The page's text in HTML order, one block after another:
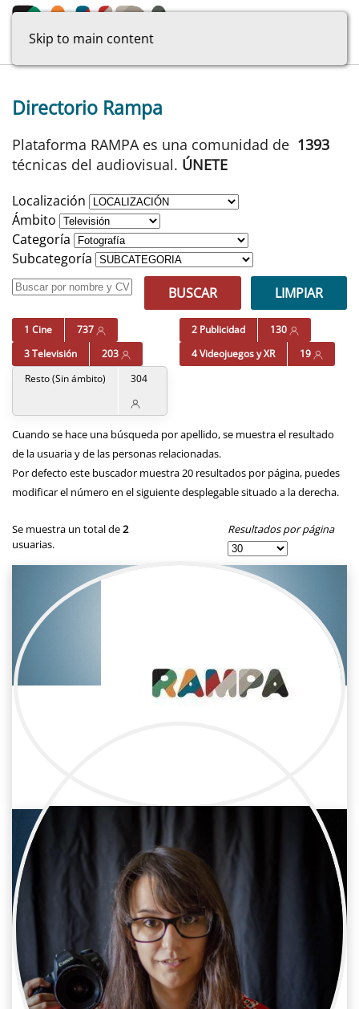
Skip to main content
Directorio Rampa
Plataforma RAMPA es una comunidad de 1393
técnicas del audiovisual. ÚNETE
Localización
Ámbito
Categoría
Subcategoría
BUSCAR
LIMPIAR
1 Cine 737 2 Publicidad
130
3 Televisión
203 4 Videojuegos y XR
19
Resto (Sin ámbito)
304
Cuando se hace una búsqueda por apellido, se muestra el resultado
de la usuaria y de las personas relacionadas.
Por defecto este buscador muestra 20 resultados por página, puedes
modificar el número en el siguiente desplegable situado a la derecha.
Se muestra un total de2
usuarias.
Resultados por página
Raquel Rodríguez